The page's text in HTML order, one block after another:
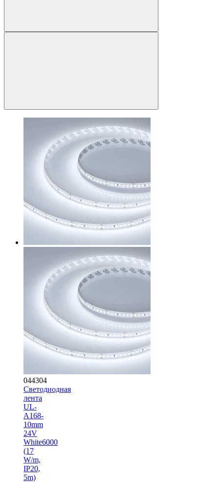
044304
Светодиодная
лента
UL-
A168-
10mm
24V
White6000
(17
W/m,
IP20,
5m)